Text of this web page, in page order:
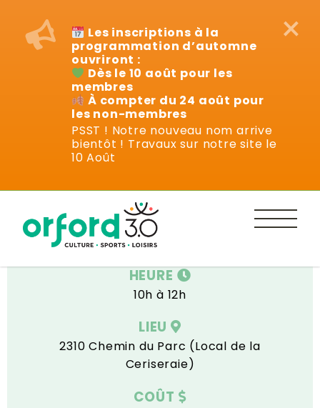
×
Les inscriptions à la
programmation d’automne
ouvriront :
Dès le 10 août pour les
membres
À compter du 24 août pour
les non-membres
PSST ! Notre nouveau nom arrive
bientôt ! Travaux sur notre site le
10 Août
Événements
DATE
Samedi 3 mai 2025
HEURE
10h à 12h
LIEU
2310 Chemin du Parc (Local de la
Ceriseraie)
COÛT